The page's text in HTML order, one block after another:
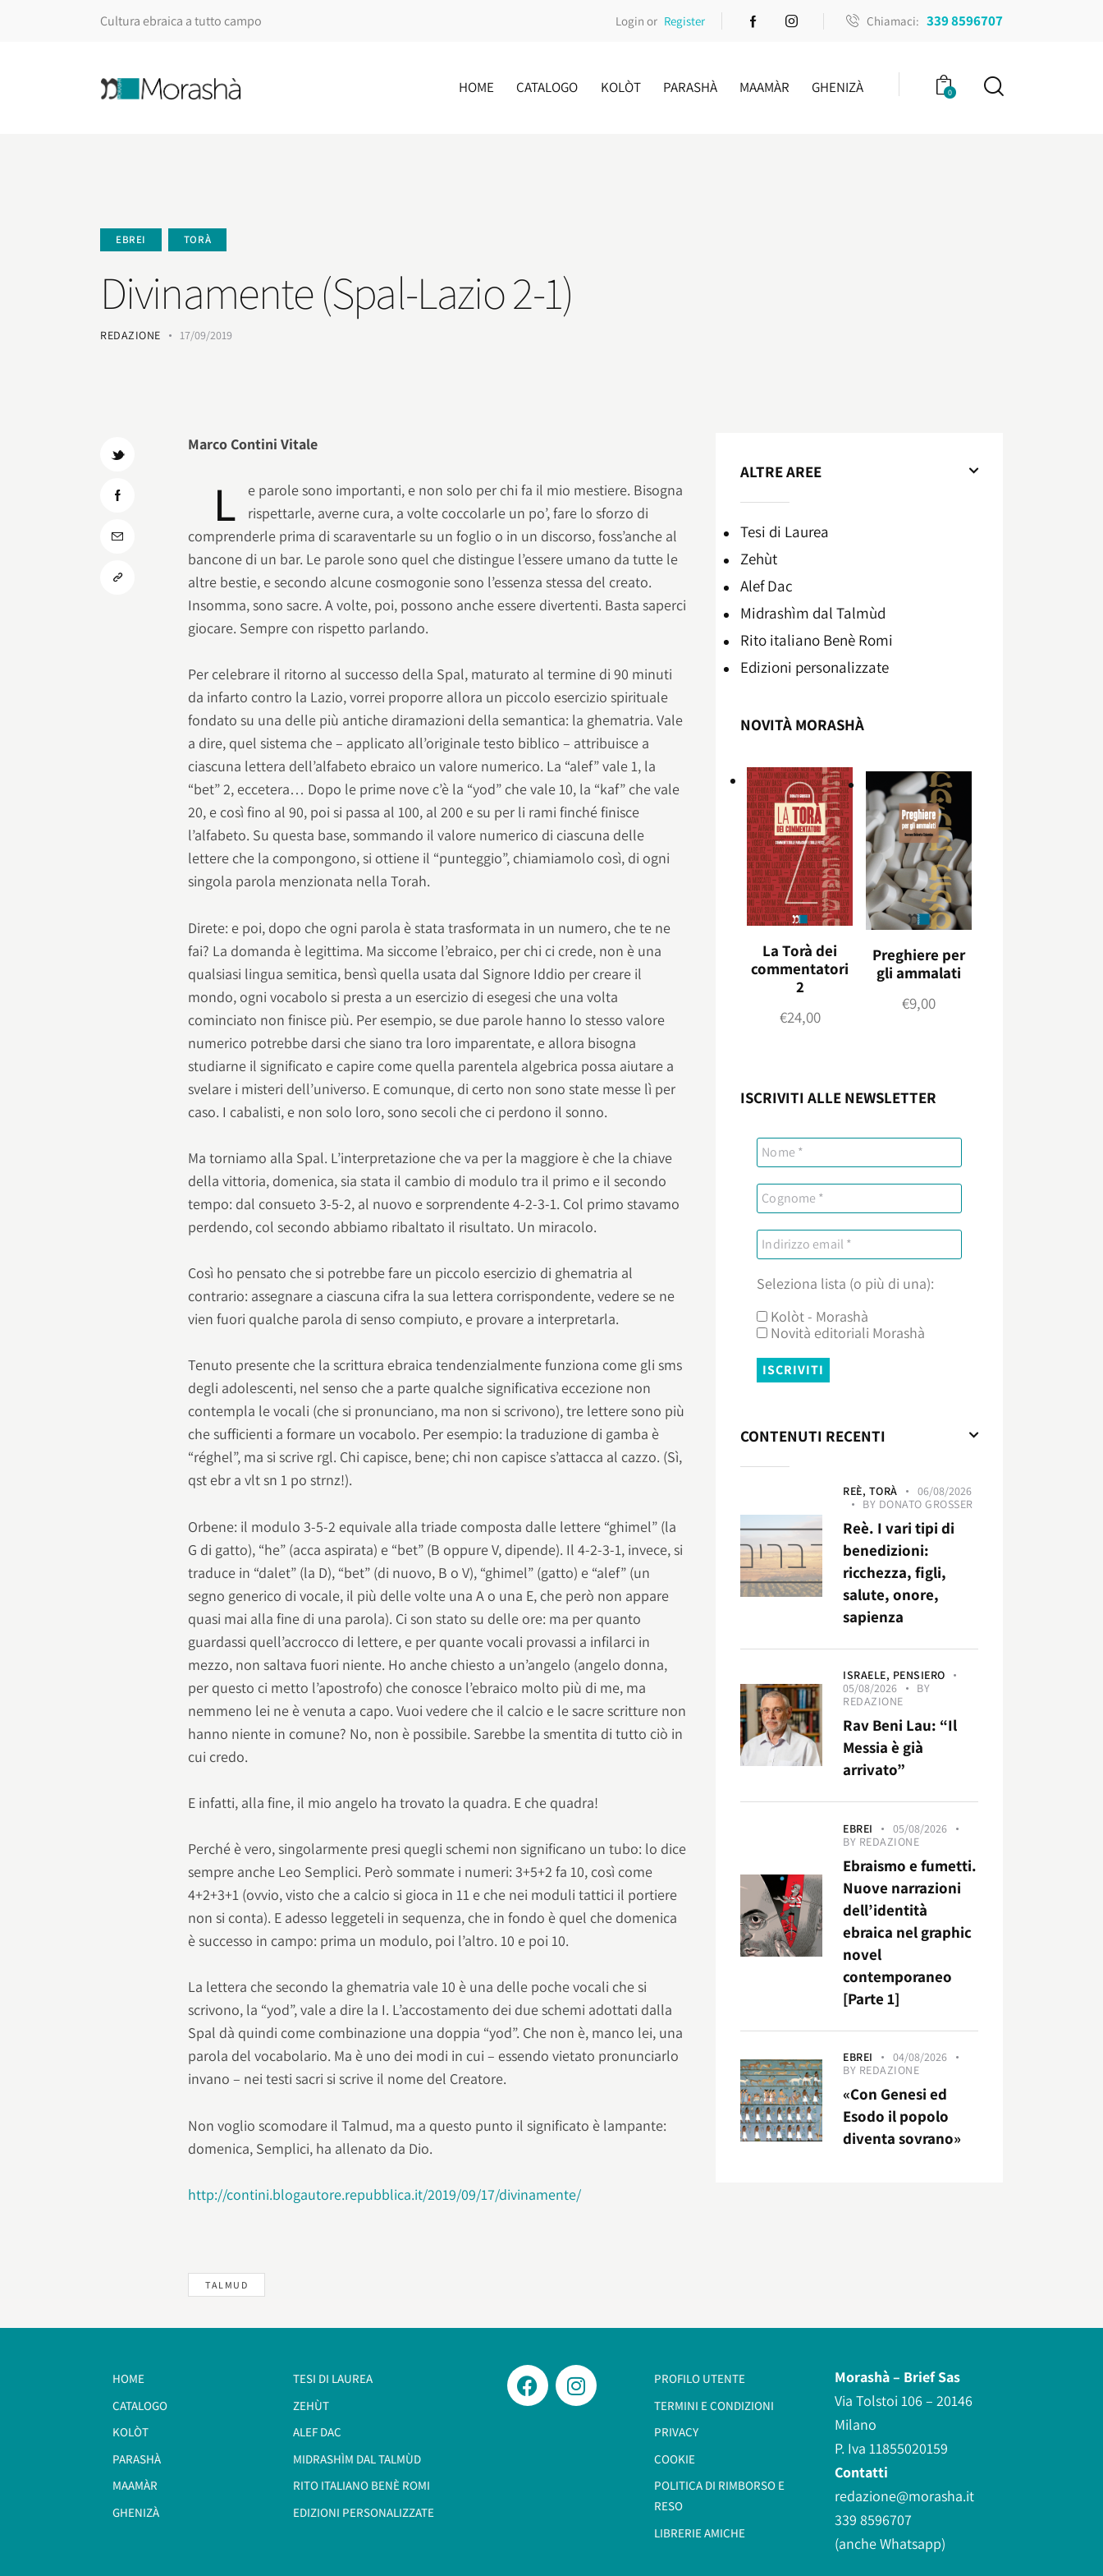
Cultura ebraica a tutto campo Login or Register Chiamaci: 339 8596707
HOME CATALOGO KOLÒT PARASHÀ MAAMÀR GHENIZÀ 0
EBREI TORÀ
Divinamente (Spal-Lazio 2-1)
REDAZIONE 17/09/2019
Marco Contini Vitale
L
e parole sono importanti, e non solo per chi fa il mio mestiere. Bisogna
rispettarle, averne cura, a volte coccolarle un po’, fare lo sforzo di
comprenderle prima di scaraventarle su un foglio o in un discorso, foss’anche al
bancone di un bar. Le parole sono quel che distingue l’essere umano da tutte le
altre bestie, e secondo alcune cosmogonie sono l’essenza stessa del creato.
Insomma, sono sacre. A volte, poi, possono anche essere divertenti. Basta saperci
giocare. Sempre con rispetto parlando.
Per celebrare il ritorno al successo della Spal, maturato al termine di 90 minuti
da infarto contro la Lazio, vorrei proporre allora un piccolo esercizio spirituale
fondato su una delle più antiche diramazioni della semantica: la ghematria. Vale
a dire, quel sistema che – applicato all’originale testo biblico – attribuisce a
ciascuna lettera dell’alfabeto ebraico un valore numerico. La “alef” vale 1, la
“bet” 2, eccetera… Dopo le prime nove c’è la “yod” che vale 10, la “kaf” che vale
20, e così fino al 90, poi si passa al 100, al 200 e su per li rami finché finisce
l’alfabeto. Su questa base, sommando il valore numerico di ciascuna delle
lettere che la compongono, si ottiene il “punteggio”, chiamiamolo così, di ogni
singola parola menzionata nella Torah.
Direte: e poi, dopo che ogni parola è stata trasformata in un numero, che te ne
fai? La domanda è legittima. Ma siccome l’ebraico, per chi ci crede, non è una
qualsiasi lingua semitica, bensì quella usata dal Signore Iddio per creare il
mondo, ogni vocabolo si presta a un esercizio di esegesi che una volta
cominciato non finisce più. Per esempio, se due parole hanno lo stesso valore
numerico potrebbe darsi che siano tra loro imparentate, e allora bisogna
studiarne il significato e capire come quella parentela algebrica possa aiutare a
svelare i misteri dell’universo. E comunque, di certo non sono state messe lì per
caso. I cabalisti, e non solo loro, sono secoli che ci perdono il sonno.
Ma torniamo alla Spal. L’interpretazione che va per la maggiore è che la chiave
della vittoria, domenica, sia stata il cambio di modulo tra il primo e il secondo
tempo: dal consueto 3-5-2, al nuovo e sorprendente 4-2-3-1. Col primo stavamo
perdendo, col secondo abbiamo ribaltato il risultato. Un miracolo.
Così ho pensato che si potrebbe fare un piccolo esercizio di ghematria al
contrario: assegnare a ciascuna cifra la sua lettera corrispondente, vedere se ne
vien fuori qualche parola di senso compiuto, e provare a interpretarla.
Tenuto presente che la scrittura ebraica tendenzialmente funziona come gli sms
degli adolescenti, nel senso che a parte qualche significativa eccezione non
contempla le vocali (che si pronunciano, ma non si scrivono), tre lettere sono più
che sufficienti a formare un vocabolo. Per esempio: la traduzione di gamba è
“réghel”, ma si scrive rgl. Chi capisce, bene; chi non capisce s’attacca al cazzo. (Sì,
qst ebr a vlt sn 1 po strnz!).
Orbene: il modulo 3-5-2 equivale alla triade composta dalle lettere “ghimel” (la
G di gatto), “he” (acca aspirata) e “bet” (B oppure V, dipende). Il 4-2-3-1, invece, si
traduce in “dalet” (la D), “bet” (di nuovo, B o V), “ghimel” (gatto) e “alef” (un
segno generico di vocale, il più delle volte una A o una E, che però non appare
quasi mai alla fine di una parola). Ci son stato su delle ore: ma per quanto
guardassi quell’accrocco di lettere, e per quante vocali provassi a infilarci in
mezzo, non saltava fuori niente. Ho anche chiesto a un’angelo (angelo donna,
per questo ci metto l’apostrofo) che conosce l’ebraico molto più di me, ma
nemmeno lei ne è venuta a capo. Vuoi vedere che il calcio e le sacre scritture non
hanno niente in comune? No, non è possibile. Sarebbe la smentita di tutto ciò in
cui credo.
E infatti, alla fine, il mio angelo ha trovato la quadra. E che quadra!
Perché è vero, singolarmente presi quegli schemi non significano un tubo: lo dice
sempre anche Leo Semplici. Però sommate i numeri: 3+5+2 fa 10, così come
4+2+3+1 (ovvio, visto che a calcio si gioca in 11 e che nei moduli tattici il portiere
non si conta). E adesso leggeteli in sequenza, che in fondo è quel che domenica
è successo in campo: prima un modulo, poi l’altro. 10 e poi 10.
La lettera che secondo la ghematria vale 10 è una delle poche vocali che si
scrivono, la “yod”, vale a dire la I. L’accostamento dei due schemi adottati dalla
Spal dà quindi come combinazione una doppia “yod”. Che non è, manco lei, una
parola del vocabolario. Ma è uno dei modi in cui – essendo vietato pronunciarlo
invano – nei testi sacri si scrive il nome del Creatore.
Non voglio scomodare il Talmud, ma a questo punto il significato è lampante:
domenica, Semplici, ha allenato da Dio.
http://contini.blogautore.repubblica.it/2019/09/17/divinamente/
TALMUD
ALTRE AREE
Tesi di Laurea
Zehùt
Alef Dac
Midrashìm dal Talmùd
Rito italiano Benè Romi​
Edizioni personalizzate
NOVITÀ MORASHÀ
La Torà dei
commentatori
2
€24,00
Preghiere per
gli ammalati
€9,00
ISCRIVITI ALLE NEWSLETTER
Seleziona lista (o più di una):
Kolòt - Morashà
Novità editoriali Morashà
CONTENUTI RECENTI
REÈ, TORÀ
06/08/2026
BY DONATO GROSSER
Reè. I vari tipi di
benedizioni:
ricchezza, figli,
salute, onore,
sapienza
ISRAELE, PENSIERO
05/08/2026
BY
REDAZIONE
Rav Beni Lau: “Il
Messia è già
arrivato”
EBREI
05/08/2026
BY REDAZIONE
Ebraismo e fumetti.
Nuove narrazioni
dell’identità
ebraica nel graphic
novel
contemporaneo
[Parte 1]
EBREI
04/08/2026
BY REDAZIONE
«Con Genesi ed
Esodo il popolo
diventa sovrano»
HOME
CATALOGO
KOLÒT
PARASHÀ
MAAMÀR
GHENIZÀ
TESI DI LAUREA
ZEHÙT
ALEF DAC
MIDRASHÌM DAL TALMÙD
RITO ITALIANO BENÈ ROMI​
EDIZIONI PERSONALIZZATE
PROFILO UTENTE
TERMINI E CONDIZIONI
PRIVACY
COOKIE
POLITICA DI RIMBORSO E
RESO
LIBRERIE AMICHE
Morashà – Brief Sas
Via Tolstoi 106 – 20146
Milano
P. Iva 11855020159
Contatti
redazione@morasha.it
339 8596707
(anche Whatsapp)